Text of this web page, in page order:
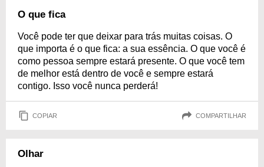
O que fica
Você pode ter que deixar para trás muitas coisas. O
que importa é o que fica: a sua essência. O que você é
como pessoa sempre estará presente. O que você tem
de melhor está dentro de você e sempre estará
contigo. Isso você nunca perderá!
COPIAR COMPARTILHAR
Olhar